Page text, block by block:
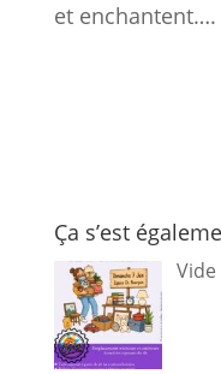
et enchantent….
Ça s’est